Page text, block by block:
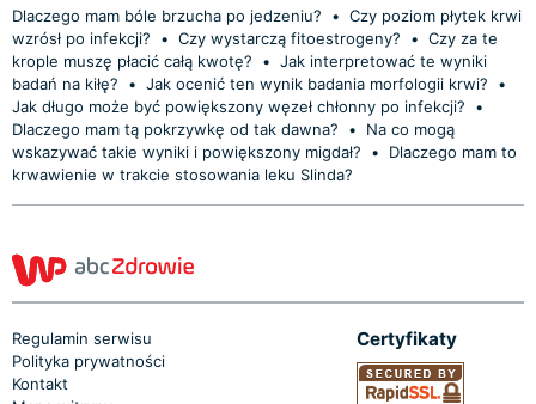
Dlaczego mam bóle brzucha po jedzeniu? • Czy poziom płytek krwi
wzrósł po infekcji?
• Czy wystarczą fitoestrogeny? • Czy za te
krople muszę płacić całą kwotę?
• Jak interpretować te wyniki
badań na kiłę?
• Jak ocenić ten wynik badania morfologii krwi?
•
Jak długo może być powiększony węzeł chłonny po infekcji?
•
Dlaczego mam tą pokrzywkę od tak dawna?
•
Na co mogą
wskazywać takie wyniki i powiększony migdał?
•
Dlaczego mam to
krwawienie w trakcie stosowania leku Slinda?
Regulamin serwisu
Polityka prywatności
Kontakt
Certyfikaty